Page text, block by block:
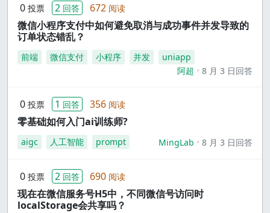
0 投票 2 回答 672 阅读
微信小程序支付中如何避免取消与成功事件并发导致的
订单状态错乱？
前端 微信支付 小程序 并发
uniapp
阿超
8 月 3 日回答
0 投票 1 回答 356 阅读
零基础如何入门ai训练师?
aigc 人工智能 prompt MingLab 8 月 3 日回答
0 投票 2 回答 690 阅读
现在在微信服务号H5中，不同微信号访问时
localStorage会共享吗？